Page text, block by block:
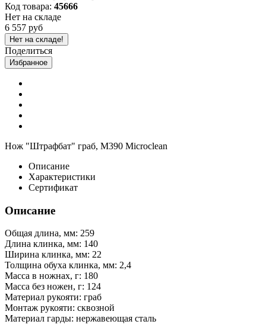
Код товара: 45666
Нет на складе
6 557 руб
Нет на складе!
Поделиться
Избранное
Нож "Штрафбат" граб, M390 Microclean
Описание
Характеристики
Сертификат
Описание
Общая длина, мм: 259
Длина клинка, мм: 140
Ширина клинка, мм: 22
Толщина обуха клинка, мм: 2,4
Масса в ножнах, г: 180
Масса без ножен, г: 124
Материал рукояти: граб
Монтаж рукояти: сквозной
Материал гарды: нержавеющая сталь